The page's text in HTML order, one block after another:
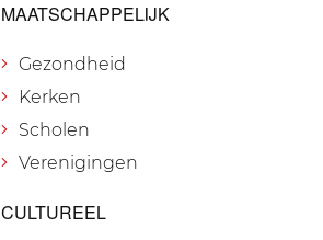
MAATSCHAPPELIJK
Gezondheid
Kerken
Scholen
Verenigingen
CULTUREEL